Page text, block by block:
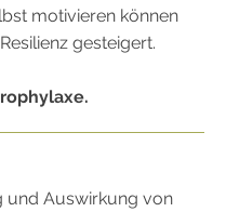
motivieren können
gesteigert.
und Auswirkung von